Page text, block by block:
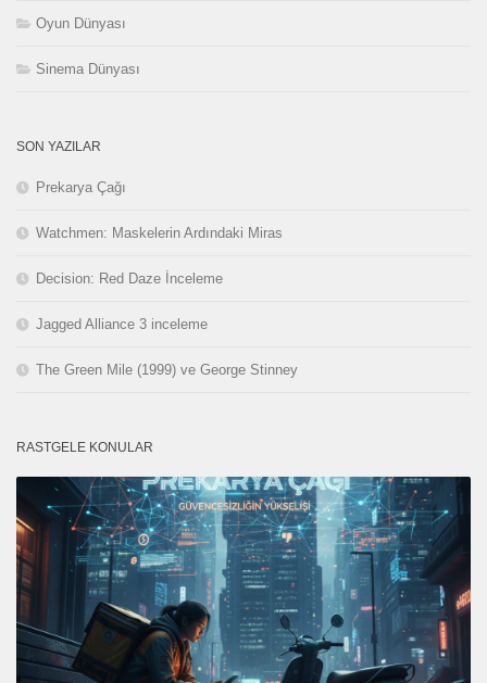
Oyun Dünyası
Sinema Dünyası
SON YAZILAR
Prekarya Çağı
Watchmen: Maskelerin Ardındaki Miras
Decision: Red Daze İnceleme
Jagged Alliance 3 inceleme
The Green Mile (1999) ve George Stinney
RASTGELE KONULAR